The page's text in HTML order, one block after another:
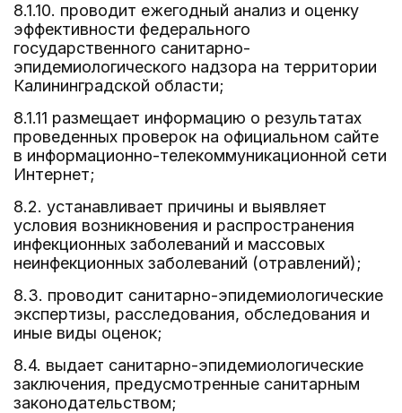
8.1.10. проводит ежегодный анализ и оценку
эффективности федерального
государственного санитарно-
эпидемиологического надзора на территории
Калининградской области;
8.1.11 размещает информацию о результатах
проведенных проверок на официальном сайте
в информационно-телекоммуникационной сети
Интернет;
8.2. устанавливает причины и выявляет
условия возникновения и распространения
инфекционных заболеваний и массовых
неинфекционных заболеваний (отравлений);
8.3. проводит санитарно-эпидемиологические
экспертизы, расследования, обследования и
иные виды оценок;
8.4. выдает санитарно-эпидемиологические
заключения, предусмотренные санитарным
законодательством;